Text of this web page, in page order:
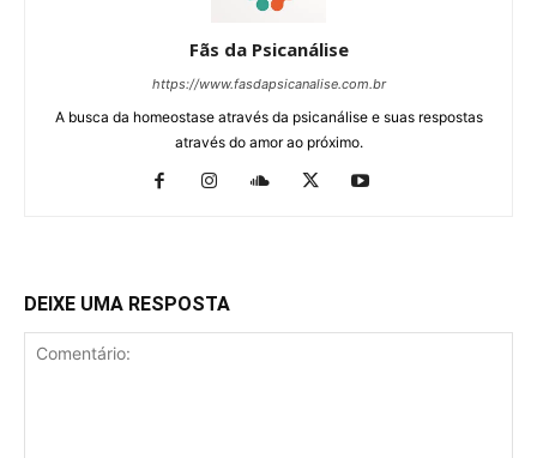
Fãs da Psicanálise
https://www.fasdapsicanalise.com.br
A busca da homeostase através da psicanálise e suas respostas
através do amor ao próximo.
DEIXE UMA RESPOSTA